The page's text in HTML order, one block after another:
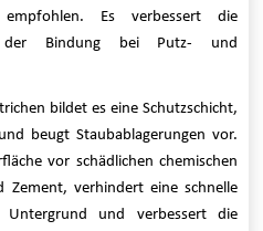
Es verbessert die
der Bindung bei Putz- und
bildet es eine Schutzschicht,
beugt Staubablagerungen vor.
vor schädlichen chemischen
Zement, verhindert eine schnelle
Untergrund und verbessert die